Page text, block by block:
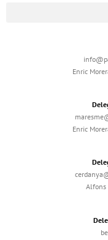
Enric
Enric
Alfons